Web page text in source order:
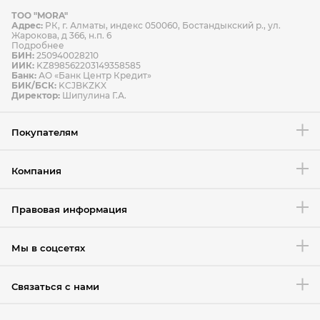
Способы оплаты Способы доставки
Условия возврата товара
ТОО "MORA"
Адрес: РК, г. Алматы, индекс 050060, Бостандыкский р., ул.
Жарокова, д 366, н.п. 6
Подробнее
БИН: 250940028210
ИИК: KZ898562203149358585
Банк: АО «Банк Центр Кредит»
БИК/БСК: KCJBKZKX
Директор: Шипулина Г.А.
Покупателям
Компания
Правовая информация
Мы в соцсетях
Связаться с нами